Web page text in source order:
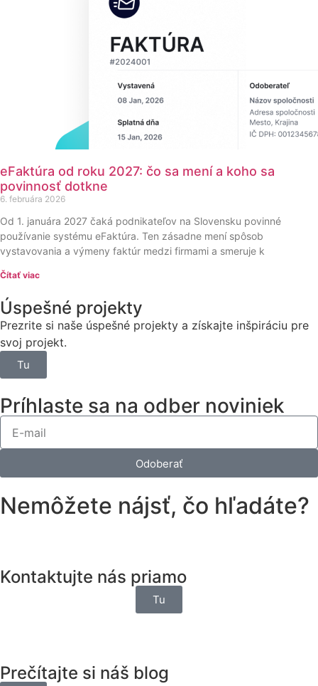
eFaktúra od roku 2027: čo sa mení a koho sa
povinnosť dotkne
6. februára 2026
Od 1. januára 2027 čaká podnikateľov na Slovensku povinné
používanie systému eFaktúra. Ten zásadne mení spôsob
vystavovania a výmeny faktúr medzi firmami a smeruje k
Čítať viac
Úspešné projekty
Prezrite si naše úspešné projekty a získajte inšpiráciu pre
svoj projekt.
Tu
Príhlaste sa na odber noviniek
Odoberať
Nemôžete nájsť, čo hľadáte?
Kontaktujte nás priamo
Tu
Prečítajte si náš blog